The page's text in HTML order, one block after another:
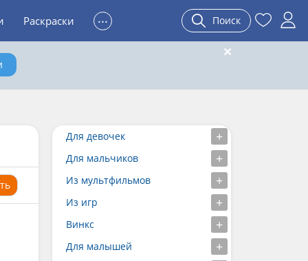
Раскраски ... Поиск
Для девочек
Для мальчиков
Из мультфильмов
Из игр
Винкс
Для малышей